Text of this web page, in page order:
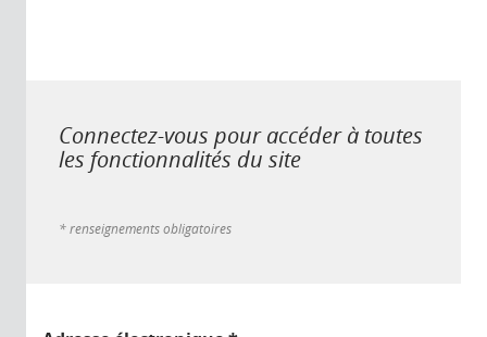
Connectez-vous pour accéder à toutes
les fonctionnalités du site
* renseignements obligatoires